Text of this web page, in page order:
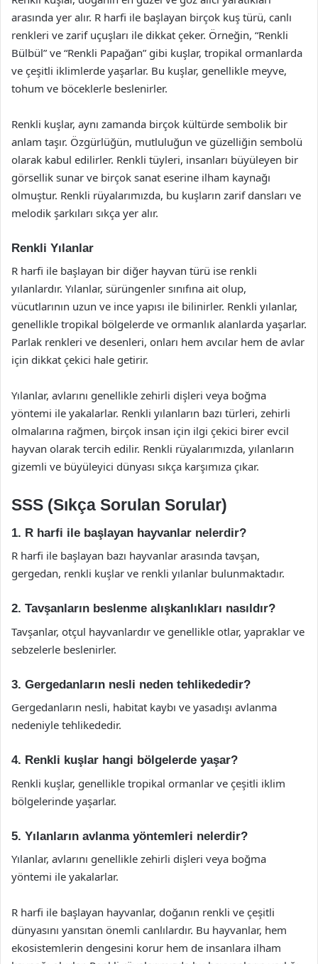
arasında yer alır. R harfi ile başlayan birçok kuş türü, canlı
renkleri ve zarif uçuşları ile dikkat çeker. Örneğin, “Renkli
Bülbül” ve “Renkli Papağan” gibi kuşlar, tropikal ormanlarda
ve çeşitli iklimlerde yaşarlar. Bu kuşlar, genellikle meyve,
tohum ve böceklerle beslenirler.
Renkli kuşlar, aynı zamanda birçok kültürde sembolik bir
anlam taşır. Özgürlüğün, mutluluğun ve güzelliğin sembolü
olarak kabul edilirler. Renkli tüyleri, insanları büyüleyen bir
görsellik sunar ve birçok sanat eserine ilham kaynağı
olmuştur. Renkli rüyalarımızda, bu kuşların zarif dansları ve
melodik şarkıları sıkça yer alır.
Renkli Yılanlar
R harfi ile başlayan bir diğer hayvan türü ise renkli
yılanlardır. Yılanlar, sürüngenler sınıfına ait olup,
vücutlarının uzun ve ince yapısı ile bilinirler. Renkli yılanlar,
genellikle tropikal bölgelerde ve ormanlık alanlarda yaşarlar.
Parlak renkleri ve desenleri, onları hem avcılar hem de avlar
için dikkat çekici hale getirir.
Yılanlar, avlarını genellikle zehirli dişleri veya boğma
yöntemi ile yakalarlar. Renkli yılanların bazı türleri, zehirli
olmalarına rağmen, birçok insan için ilgi çekici birer evcil
hayvan olarak tercih edilir. Renkli rüyalarımızda, yılanların
gizemli ve büyüleyici dünyası sıkça karşımıza çıkar.
SSS (Sıkça Sorulan Sorular)
1. R harfi ile başlayan hayvanlar nelerdir?
R harfi ile başlayan bazı hayvanlar arasında tavşan,
gergedan, renkli kuşlar ve renkli yılanlar bulunmaktadır.
2. Tavşanların beslenme alışkanlıkları nasıldır?
Tavşanlar, otçul hayvanlardır ve genellikle otlar, yapraklar ve
sebzelerle beslenirler.
3. Gergedanların nesli neden tehlikededir?
Gergedanların nesli, habitat kaybı ve yasadışı avlanma
nedeniyle tehlikededir.
4. Renkli kuşlar hangi bölgelerde yaşar?
Renkli kuşlar, genellikle tropikal ormanlar ve çeşitli iklim
bölgelerinde yaşarlar.
5. Yılanların avlanma yöntemleri nelerdir?
Yılanlar, avlarını genellikle zehirli dişleri veya boğma
yöntemi ile yakalarlar.
R harfi ile başlayan hayvanlar, doğanın renkli ve çeşitli
dünyasını yansıtan önemli canlılardır. Bu hayvanlar, hem
ekosistemlerin dengesini korur hem de insanlara ilham